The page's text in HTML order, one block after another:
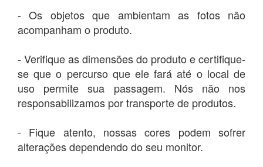
- Os objetos que ambientam as fotos não
acompanham o produto.
- Verifique as dimensões do produto e certifique-
se que o percurso que ele fará até o local de
uso permite sua passagem. Nós não nos
responsabilizamos por transporte de produtos.
- Fique atento, nossas cores podem sofrer
alterações dependendo do seu monitor.